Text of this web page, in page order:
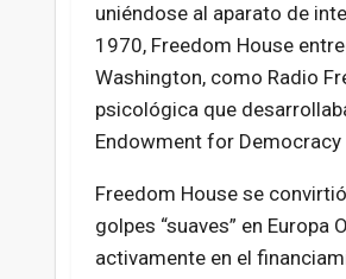
uniéndose al aparato de
1970, Freedom House
Washington, como Radio
psicológica que
Endowment for Democracy
Freedom House se
golpes “suaves” en Europa
activamente en el